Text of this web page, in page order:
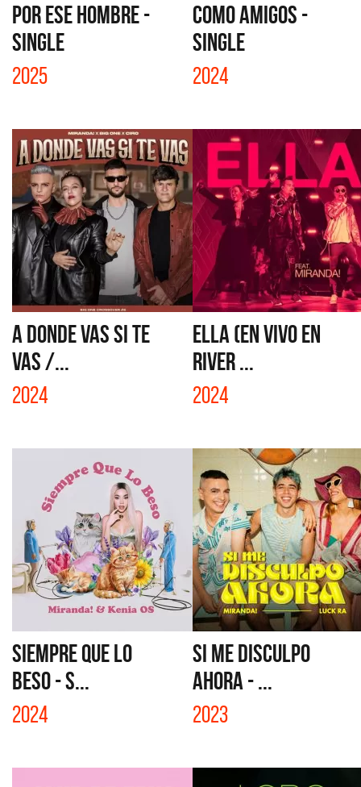
POR ESE HOMBRE -
SINGLE
2025
COMO AMIGOS -
SINGLE
2024
A DONDE VAS SI TE
VAS /...
2024
ELLA (EN VIVO EN
RIVER ...
2024
SIEMPRE QUE LO
BESO - S...
2024
SI ME DISCULPO
AHORA - ...
2023